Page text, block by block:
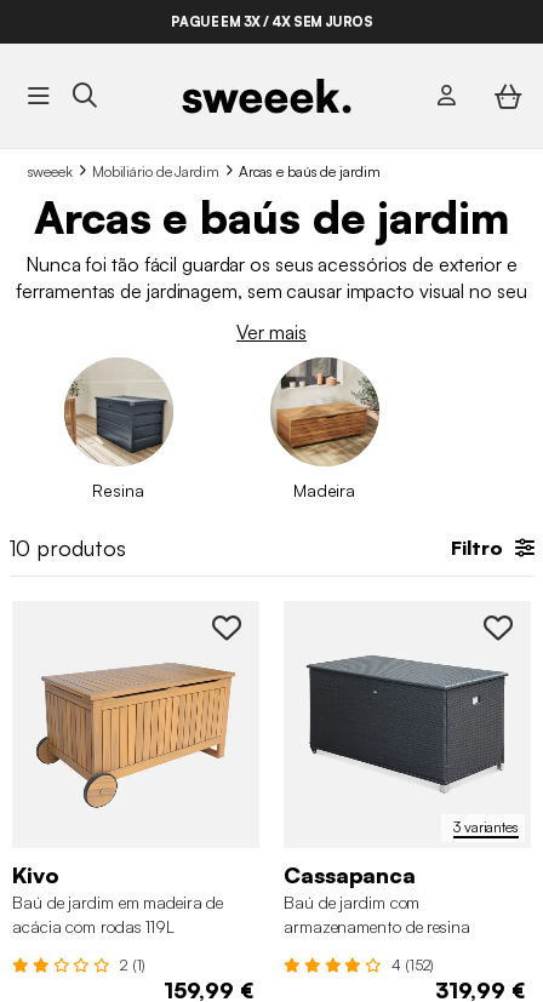
PAGUE EM 3X / 4X SEM JUROS
sweeek Mobiliário de Jardim Arcas e baús de jardim
Arcas e baús de jardim
Nunca foi tão fácil guardar os seus acessórios de exterior e
ferramentas de jardinagem, sem causar impacto visual no seu
elegante que fica bem em qualquer espaço. Se já tiver um
mesas ecadeiras de jardim, mude o foco e aumente
o potencial de arrumação do seu terraço com as nossas
arcas e baús de jardim baratos. Fundem-se com qualquer
estilo de decoração: contemporâneo, clássico, rústico, retro e
de madeira, arcas de jardim de resina entrançada
a dupla função de armazenamento e banco. Dispomos de
necessidades. Descubra já a
ideal para si
e nunca mais se preocupe com a confusão no seu terraço!
Ver mais
Resina Madeira
10 produtos Filtro
Kivo
Baú de jardim em madeira de
acácia com rodas 119L
2 (1)
159,99 €
3 variantes
Cassapanca
Baú de jardim com
armazenamento de resina
4 (152)
319,99 €